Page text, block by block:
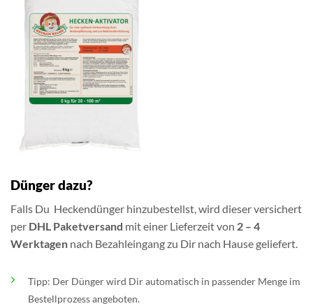
Dünger dazu?
Falls Du Heckendünger hinzubestellst, wird dieser versichert
per DHL Paketversand mit einer Lieferzeit von 2 – 4
Werktagen nach Bezahleingang zu Dir nach Hause geliefert.
Tipp: Der Dünger wird Dir automatisch in passender Menge im
Bestellprozess angeboten.